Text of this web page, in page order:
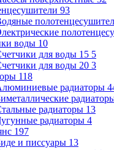
93
воды 10
для воды 15 5
для воды 20 3
118
радиаторы
радиаторы 13
радиаторы 4
197
и писсуары 13